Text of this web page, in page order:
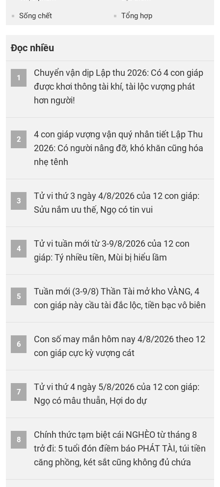
Sống chết Tổng hợp
Đọc nhiều
1
Chuyển vận dịp Lập thu 2026: Có 4 con giáp
được khơi thông tài khí, tài lộc vượng phát
hơn người!
2
4 con giáp vượng vận quý nhân tiết Lập Thu
2026: Có người nâng đỡ, khó khăn cũng hóa
nhẹ tênh
3
Tử vi thứ 3 ngày 4/8/2026 của 12 con giáp:
Sửu nắm ưu thế, Ngọ có tin vui
4
Tử vi tuần mới từ 3-9/8/2026 của 12 con
giáp: Tý nhiều tiền, Mùi bị hiểu lầm
5
Tuần mới (3-9/8) Thần Tài mở kho VÀNG, 4
con giáp này cầu tài đắc lộc, tiền bạc vô biên
6
Con số may mắn hôm nay 4/8/2026 theo 12
con giáp cực kỳ vượng cát
7
Tử vi thứ 4 ngày 5/8/2026 của 12 con giáp:
Ngọ có mâu thuẫn, Hợi do dự
8
Chính thức tạm biệt cái NGHÈO từ tháng 8
trở đi: 5 tuổi đón điềm báo PHÁT TÀI, túi tiền
căng phồng, két sắt cũng không đủ chứa